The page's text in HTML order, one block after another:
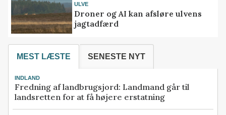
ULVE
Droner og AI kan afsløre ulvens
jagtadfærd
MEST LÆSTE SENESTE NYT
INDLAND
Fredning af landbrugsjord: Landmand går til
landsretten for at få højere erstatning